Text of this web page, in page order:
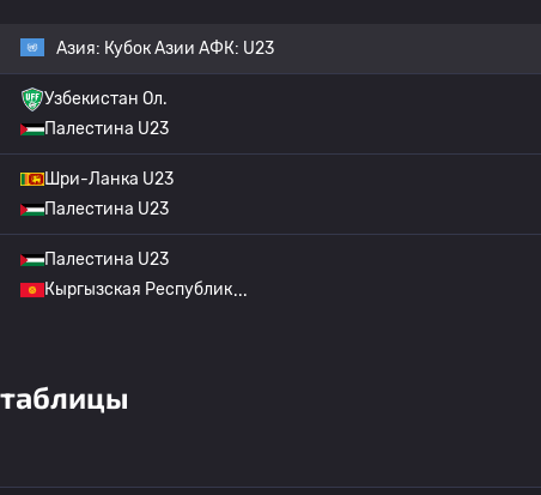
Азия: Кубок Азии АФК: U23
Узбекистан Ол.
Палестина U23
Шри-Ланка U23
Палестина U23
Палестина U23
Кыргызская Республик